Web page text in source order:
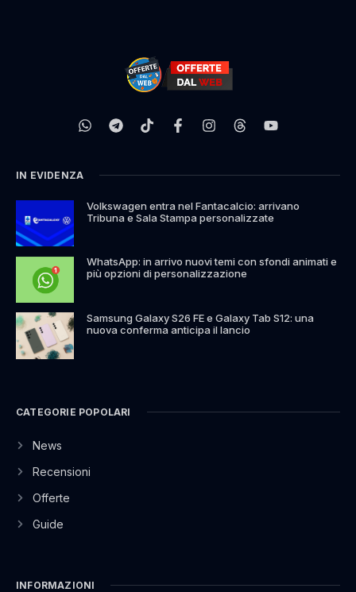
IN EVIDENZA
Volkswagen entra nel Fantacalcio: arrivano
Tribuna e Sala Stampa personalizzate
WhatsApp: in arrivo nuovi temi con sfondi animati e
più opzioni di personalizzazione
Samsung Galaxy S26 FE e Galaxy Tab S12: una
nuova conferma anticipa il lancio
CATEGORIE POPOLARI
News
Recensioni
Offerte
Guide
INFORMAZIONI